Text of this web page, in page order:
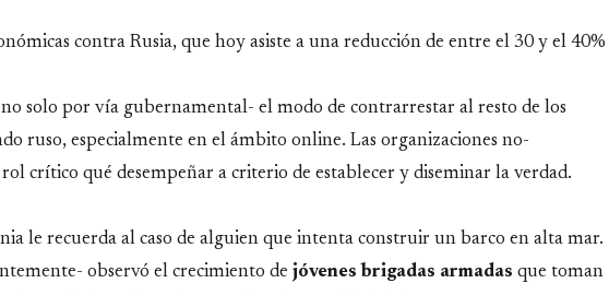
contra Rusia, que hoy asiste a una reducción de entre el 30 y el 40%
solo por vía gubernamental- el modo de contrarrestar al resto de los
ruso, especialmente en el ámbito online. Las organizaciones no-
crítico qué desempeñar a criterio de establecer y diseminar la verdad.
le recuerda al caso de alguien que intenta construir un barco en alta mar.
observó el crecimiento de jóvenes brigadas armadas que toman